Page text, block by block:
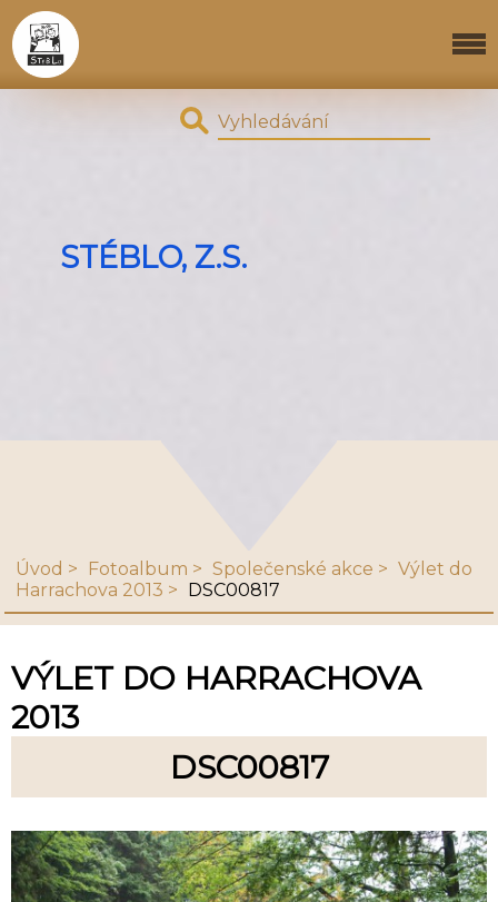
STÉBLO, Z.S.
Úvod Fotoalbum Společenské akce
Výlet do
Harrachova 2013
DSC00817
VÝLET DO HARRACHOVA
2013
DSC00817